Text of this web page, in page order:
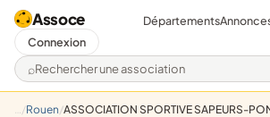
Assoce
Rechercher une association
Départements
Connexion
Rouen ASSOCIATION SPORTIVE SAPEURS-